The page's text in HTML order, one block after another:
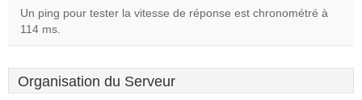
Un ping pour tester la vitesse de réponse est chronométré à
114 ms.
Organisation du Serveur